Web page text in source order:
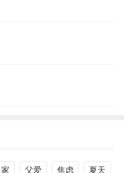
家 父爱 焦虑 夏天